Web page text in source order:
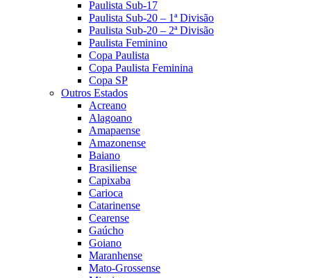
Paulista Sub-17
Paulista Sub-20 – 1ª Divisão
Paulista Sub-20 – 2ª Divisão
Paulista Feminino
Copa Paulista
Copa Paulista Feminina
Copa SP
Outros Estados
Acreano
Alagoano
Amapaense
Amazonense
Baiano
Brasiliense
Capixaba
Carioca
Catarinense
Cearense
Gaúcho
Goiano
Maranhense
Mato-Grossense